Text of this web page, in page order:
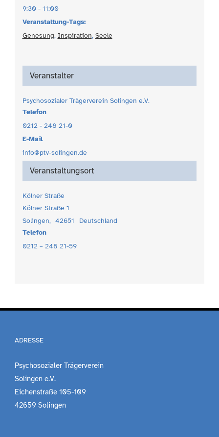
9:30 - 11:00
Veranstaltung-Tags:
Genesung, Inspiration, Seele
Veranstaltungsort
Kölner Straße
Kölner Straße 1
Solingen, 42651
Deutschland
Telefon
0212 – 248 21-59
Veranstalter
Psychosozialer Trägerverein Solingen e.V.
Telefon
0212 - 248 21-0
E-Mail
info@ptv-solingen.de
ADRESSE
Psychosozialer Trägerverein
Solingen e.V.
Eichenstraße 105-109
42659 Solingen